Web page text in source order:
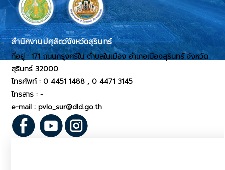
สำนักงานปศุสัตว์จังหวัดสุรินทร์
ที่อยู่ :171 ถนนกรุงศรีใน ตำบลในเมือง อำเภอเมืองสุรินทร์ จังหวัด
สุรินทร์ 32000
โทรศัพท์ :0 4451 1488 , 0 4471 3145
โทรสาร : -
e-mail : pvlo_sur@dld.go.th